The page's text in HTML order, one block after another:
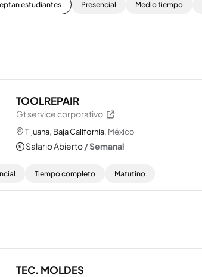
estudiantes Presencial Medio tiempo
TOOLREPAIR
Gt service corporativo
Tijuana, Baja California, México
Salario Abierto/ Semanal
Tiempo completo Matutino
TEC. MOLDES